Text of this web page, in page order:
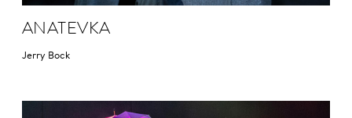
ANA­TEVKA
Jerry Bock